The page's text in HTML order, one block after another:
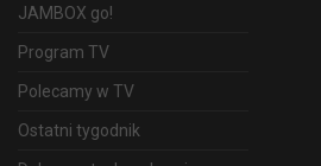
JAMBOX go!
Program TV
Polecamy w TV
Ostatni tygodnik